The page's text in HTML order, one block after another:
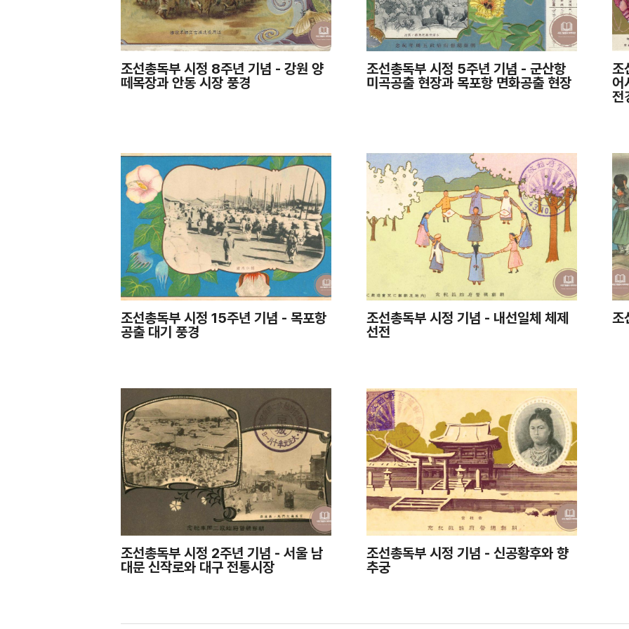
조선총독부 시정 8주년 기념 - 강원 양
떼목장과 안동 시장 풍경
조선총독부 시정 5주년 기념 - 군산항
미곡공출 현장과 목포항 면화공출 현장
조
어
전
조선총독부 시정 15주년 기념 - 목포항
공출 대기 풍경
조선총독부 시정 기념 - 내선일체 체제
선전
조
조선총독부 시정 2주년 기념 - 서울 남
대문 신작로와 대구 전통시장
조선총독부 시정 기념 - 신공황후와 향
추궁